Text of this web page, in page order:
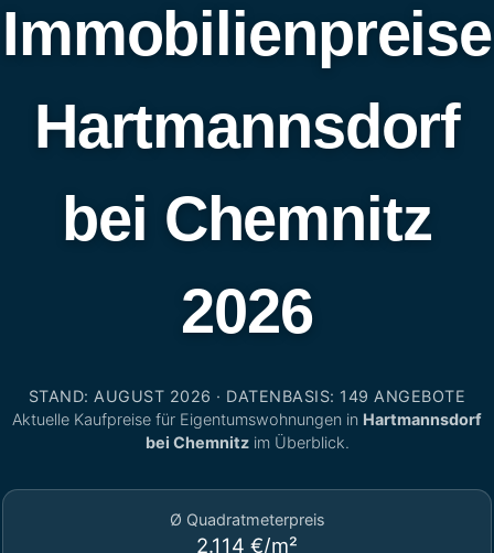
Immobilienpreise
Hartmannsdorf
bei Chemnitz
2026
STAND: AUGUST 2026 · DATENBASIS: 149 ANGEBOTE
Aktuelle Kaufpreise für Eigentumswohnungen in Hartmannsdorf
bei Chemnitzim Überblick.
Ø Quadratmeterpreis
2.114 €/m²